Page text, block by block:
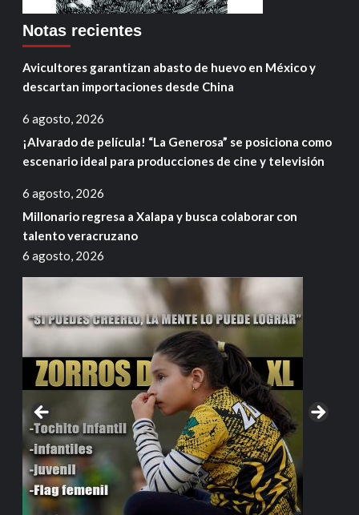
Notas recientes
Avicultores garantizan abasto de huevo en México y
descartan importaciones desde China
6 agosto, 2026
¡Alvarado de película! “La Generosa” se posiciona como
escenario ideal para producciones de cine y televisión
6 agosto, 2026
Millonario regresa a Xalapa y busca colaborar con
talento veracruzano
6 agosto, 2026